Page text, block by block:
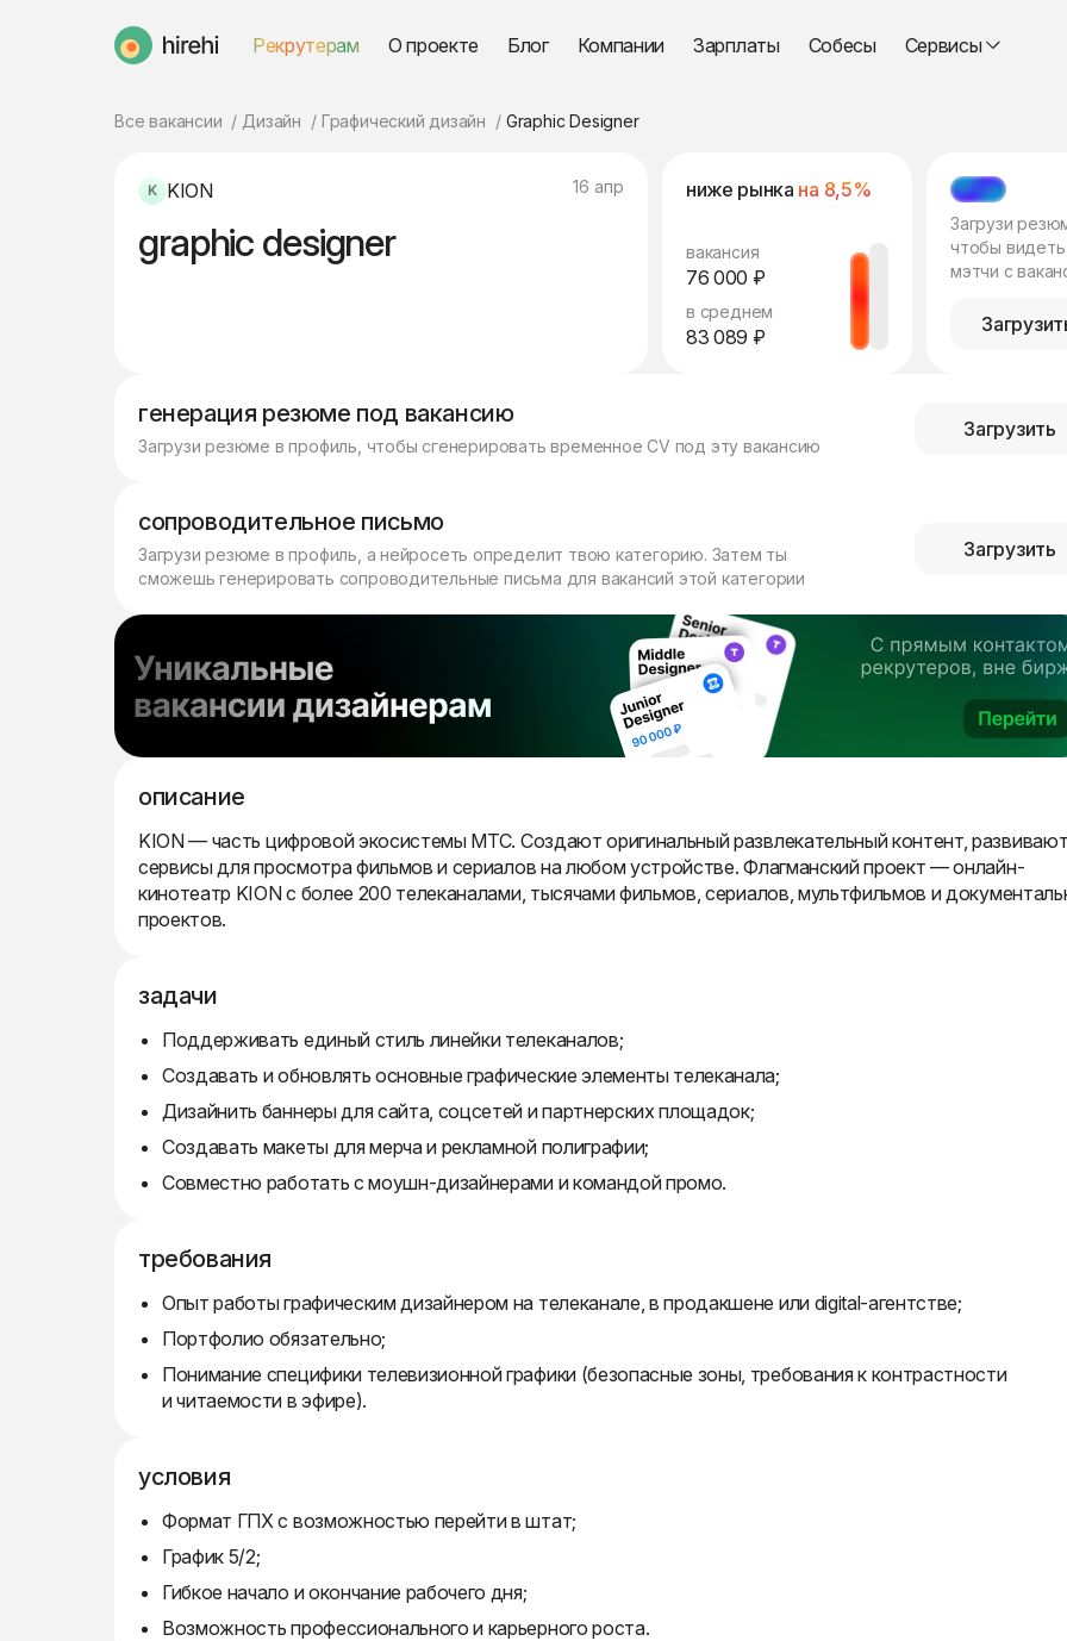
HireHi Рекрутерам О проекте Блог Компании Зарплаты Собесы Сервисы
Все вакансии Дизайн Графический дизайн Graphic Designer
KION 16 апр
graphic designer
ниже рынка на 8,5%
вакансия
76 000 ₽
в среднем
83 089 ₽
МЭТЧ
Загрузи
чтобы видеть
мэтчи с
генерация резюме под вакансию
Загрузи резюме в профиль, чтобы сгенерировать временное CV под эту вакансию
Загрузить
сопроводительное письмо
Загрузи резюме в профиль, а нейросеть определит твою категорию. Затем ты
сможешь генерировать сопроводительные письма для вакансий этой категории
Загрузить
описание
KION — часть цифровой экосистемы МТС. Создают оригинальный развлекательный контент, развивают
сервисы для просмотра фильмов и сериалов на любом устройстве. Флагманский проект — онлайн-
кинотеатр KION с более 200 телеканалами, тысячами фильмов, сериалов, мультфильмов и
проектов.
задачи
Поддерживать единый стиль линейки телеканалов;
Создавать и обновлять основные графические элементы телеканала;
Дизайнить баннеры для сайта, соцсетей и партнерских площадок;
Создавать макеты для мерча и рекламной полиграфии;
Совместно работать с моушн-дизайнерами и командой промо.
требования
Опыт работы графическим дизайнером на телеканале, в продакшене или digital-агентстве;
Портфолио обязательно;
Понимание специфики телевизионной графики (безопасные зоны, требования к контрастности
и читаемости в эфире).
условия
Формат ГПХ с возможностью перейти в штат;
График 5/2;
Гибкое начало и окончание рабочего дня;
Возможность профессионального и карьерного роста.